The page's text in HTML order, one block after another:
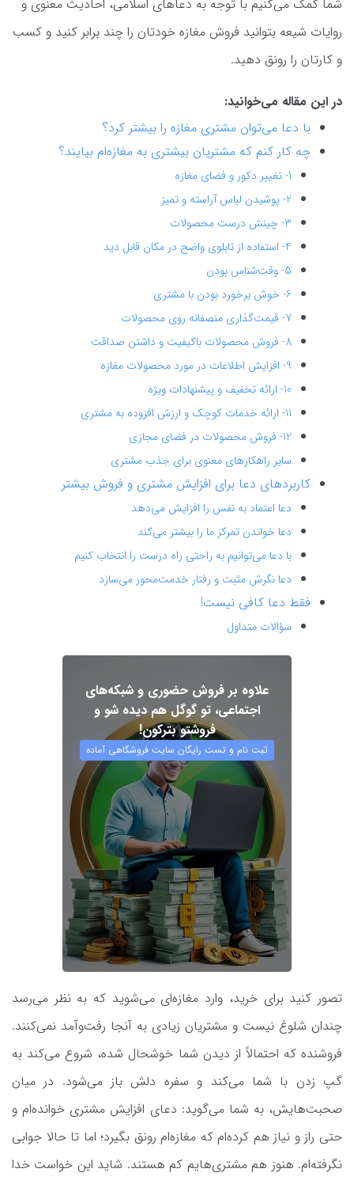
شما کمک می‌کنیم با توجه به دعاهای اسلامی، احادیث معنوی و
روایات شیعه بتوانید فروش مغازه خودتان را چند برابر کنید و کسب
و کارتان را رونق دهید.
در این مقاله می‌خوانید:
با دعا می‌توان مشتری مغازه را بیشتر کرد؟
چه کار کنم که مشتریان بیشتری به مغازه‌ام بیایند؟
1- تغییر دکور و فضای مغازه
2- پوشیدن لباس آراسته و تمیز
3- چینش درست محصولات
4- استفاده از تابلوی واضح در مکان قابل دید
5- وقت‌شناس بودن
6- خوش برخورد بودن با مشتری
7- قیمت‌گذاری منصفانه روی محصولات
8- فروش محصولات باکیفیت و داشتن صداقت
9- افزایش اطلاعات در مورد محصولات مغازه
10- ارائه تخفیف و پیشنهادات ویژه
11- ارائه خدمات کوچک و ارزش افزوده به مشتری
12- فروش محصولات در فضای مجازی
سایر راهکارهای معنوی برای جذب مشتری
کاربردهای دعا برای افزایش مشتری و فروش بیشتر
دعا اعتماد به نفس را افزایش می‌دهد
دعا خواندن تمرکز ما را بیشتر می‌کند
با دعا می‌توانیم به راحتی راه درست را انتخاب کنیم
دعا نگرش مثبت و رفتار خدمت‌محور می‌سازد
فقط دعا کافی نیست!
سؤالات متداول
علاوه بر فروش حضوری و شبکه‌های
اجتماعی، تو گوگل هم دیده شو و
فروشتو بترکون!
ثبت نام و تست رایگان سایت فروشگاهی آماده
تصور کنید برای خرید، وارد مغازه‌ای می‌شوید که به نظر می‌رسد
چندان شلوغ نیست و مشتریان زیادی به آنجا رفت‌وآمد نمی‌کنند.
فروشنده که احتمالاً از دیدن شما خوشحال شده، شروع می‌کند به
گپ‌ زدن با شما می‌کند و سفره دلش باز می‌شود. در میان
صحبت‌هایش، به شما می‌گوید: دعای افزایش مشتری خوانده‌ام و
حتی راز و نیاز هم کرده‌ام که مغازه‌ام رونق بگیرد؛ اما تا حالا جوابی
نگرفته‌ام. هنوز هم مشتری‌هایم کم هستند. شاید این خواست خدا